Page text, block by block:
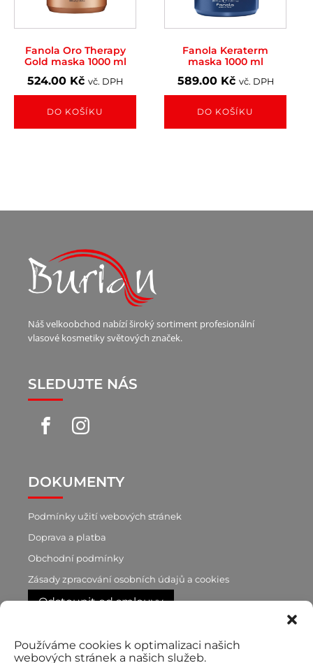
Používáme cookies k optimalizaci našich
webových stránek a našich služeb.
Fanola Oro Therapy
Gold maska 1000 ml
524.00 Kč vč. DPH
DO KOŠÍKU
Fanola Keraterm
maska 1000 ml
589.00 Kč vč. DPH
DO KOŠÍKU
Náš velkoobchod nabízí široký sortiment profesionální
vlasové kosmetiky světových značek.
SLEDUJTE NÁS
DOKUMENTY
Podmínky užití webových stránek
Doprava a platba
Obchodní podmínky
Zásady zpracování osobních údajů a cookies
Odstoupit od smlouvy
RYCHLÝ KONTAKT